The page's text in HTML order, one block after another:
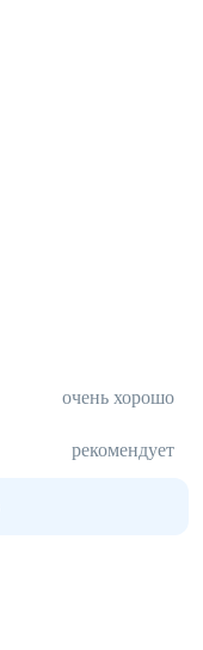
очень хорошо
рекомендует